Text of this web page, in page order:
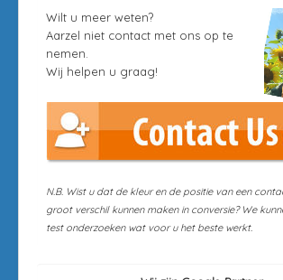
Wilt u meer weten?
Aarzel niet contact met ons op te
nemen.
Wij helpen u graag!
N.B. Wist u dat de kleur en de positie van een
groot verschil kunnen maken in conversie? We
test onderzoeken wat voor u het beste werkt.